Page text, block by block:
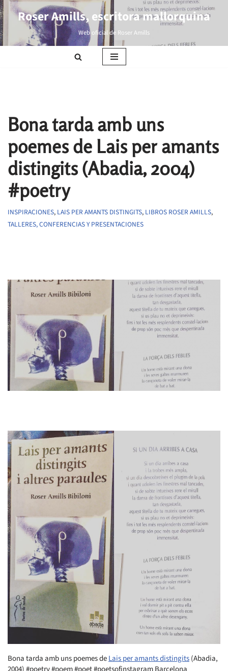
Saltar
Roser Amills, escritora mallorquina
Web oficial de Roser Amills
Bona tarda amb uns
poemes de Lais per amants
distingits (Abadia, 2004)
#poetry
INSPIRACIONES, LAIS PER AMANTS DISTINGITS, LIBROS ROSER AMILLS,
TALLERES, CONFERENCIAS Y PRESENTACIONES
Bona tarda amb uns poemes deLais per amants distingits(Abadia,